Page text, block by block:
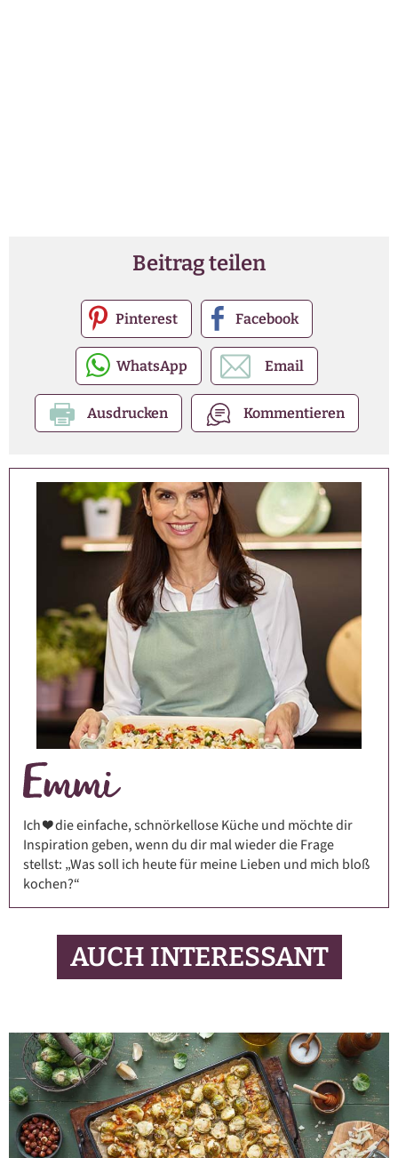
Beitrag teilen
Pinterest Facebook
WhatsApp Email
Ausdrucken Kommentieren
Ich ❤️ die einfache, schnörkellose Küche und möchte dir
Inspiration geben, wenn du dir mal wieder die Frage
stellst: „Was soll ich heute für meine Lieben und mich bloß
kochen?“
AUCH INTERESSANT